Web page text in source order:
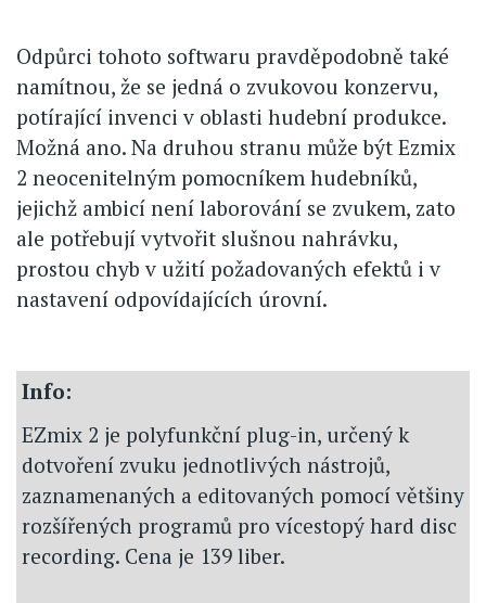
Odpůrci tohoto softwaru pravděpodobně také
namítnou, že se jedná o zvukovou konzervu,
potírající invenci v oblasti hudební produkce.
Možná ano. Na druhou stranu může být Ezmix
2 neocenitelným pomocníkem hudebníků,
jejichž ambicí není laborování se zvukem, zato
ale potřebují vytvořit slušnou nahrávku,
prostou chyb v užití požadovaných efektů i v
nastavení odpovídajících úrovní.
Info:
EZmix 2 je polyfunkční plug-in, určený k
dotvoření zvuku jednotlivých nástrojů,
zaznamenaných a editovaných pomocí většiny
rozšířených programů pro vícestopý hard disc
recording. Cena je 139 liber.